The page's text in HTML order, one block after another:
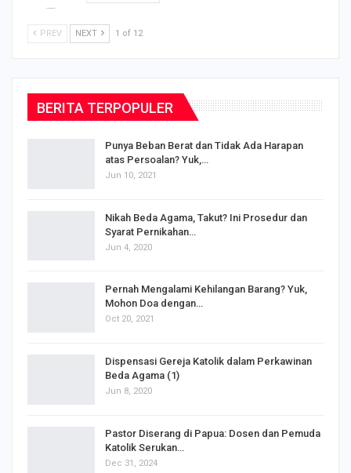
PREV NEXT 1 of 12
BERITA TERPOPULER
Punya Beban Berat dan Tidak Ada Harapan
atas Persoalan? Yuk,…
Jun 10, 2021
Nikah Beda Agama, Takut? Ini Prosedur dan
Syarat Pernikahan…
Jun 4, 2020
Pernah Mengalami Kehilangan Barang? Yuk,
Mohon Doa dengan…
Oct 20, 2021
Dispensasi Gereja Katolik dalam Perkawinan
Beda Agama (1)
Jun 8, 2020
Pastor Diserang di Papua: Dosen dan Pemuda
Katolik Serukan…
Dec 31, 2024